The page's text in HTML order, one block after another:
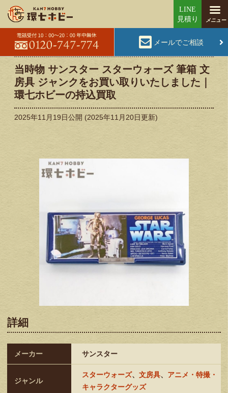
メールでご相談
当時物 サンスター スターウォーズ 筆箱 文
房具 ジャンクをお買い取りいたしました｜
環七ホビーの持込買取
2025年11月19日公開 (2025年11月20日更新)
詳細
メーカー サンスター
ジャンル
スターウォーズ、 文房具、 アニメ・特撮・
キャラクターグッズ